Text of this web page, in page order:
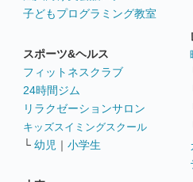
子どもプログラミング教室
スポーツ&ヘルス
フィットネスクラブ
24時間ジム
リラクゼーションサロン
キッズスイミングスクール
└ 幼児 ｜ 小学生